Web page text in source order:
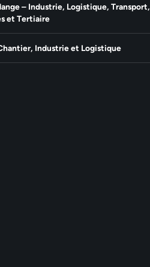
– Industrie, Logistique, Transport,
et Tertiaire
Industrie et Logistique